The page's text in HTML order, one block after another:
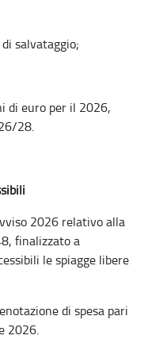
salvataggio;
di euro per il 2026,
28.
2026 relativo alla
finalizzato a
le spiagge libere
di spesa pari
2026.